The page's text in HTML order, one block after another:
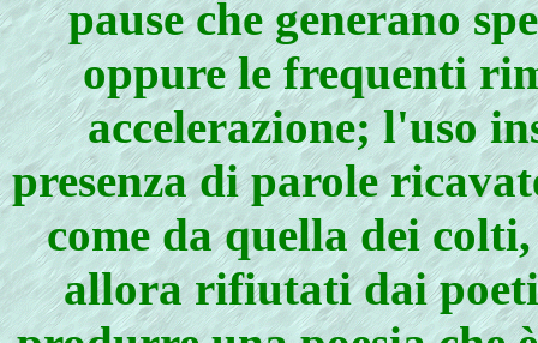
pause che generano
oppure le frequenti
accelerazione; l'uso
presenza di parole
come da quella dei
allora rifiutati dai